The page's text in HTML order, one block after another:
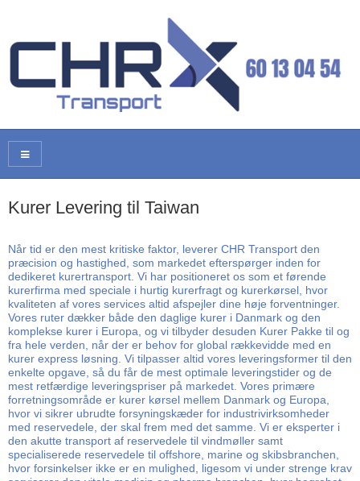
Kurer Levering til Taiwan
Når tid er den mest kritiske faktor, leverer CHR Transport den
præcision og hastighed, som markedet efterspørger inden for
dedikeret kurertransport. Vi har positioneret os som et førende
kurerfirma med speciale i hurtig kurerfragt og kurerkørsel, hvor
kvaliteten af vores services altid afspejler dine høje forventninger.
Vores ruter dækker både den daglige kurer i Danmark og den
komplekse kurer i Europa, og vi tilbyder desuden Kurer Pakke til og
fra hele verden, når der er behov for global rækkevidde med en
kurer express løsning. Vi tilpasser altid vores leveringsformer til den
enkelte opgave, så du får de mest optimale leveringstider og de
mest retfærdige leveringspriser på markedet. Vores primære
forretningsområde er kurer kørsel mellem Danmark og Europa,
hvor vi sikrer ubrudte forsyningskæder for industrivirksomheder
med reservedele, der skal frem med det samme. Vi er eksperter i
den akutte transport af reservedele til vindmøller samt
specialiserede reservedele til offshore, marine og skibsbranchen,
hvor forsinkelser ikke er en mulighed, ligesom vi under strenge krav